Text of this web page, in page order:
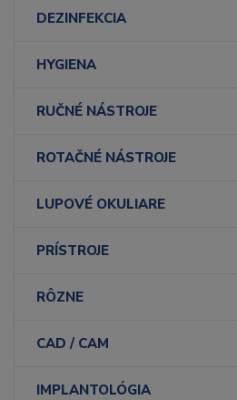
DEZINFEKCIA
HYGIENA
RUČNÉ NÁSTROJE
ROTAČNÉ NÁSTROJE
LUPOVÉ OKULIARE
PRÍSTROJE
RÔZNE
CAD / CAM
IMPLANTOLÓGIA